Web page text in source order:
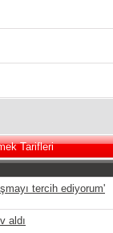
Tarifleri
tercih ediyorum'
aldı